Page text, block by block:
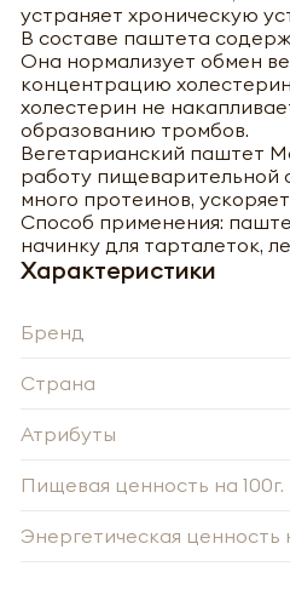
устраняет хроническую
В составе паштета
Она нормализует обмен
концентрацию
холестерин не
образованию тромбов.
Вегетарианский паштет
работу пищеварительной
много протеинов,
Способ применения:
начинку для тарталеток,
Характеристики
Бренд
Страна
Атрибуты
Пищевая ценность на 100г.
Энергетическая ценность